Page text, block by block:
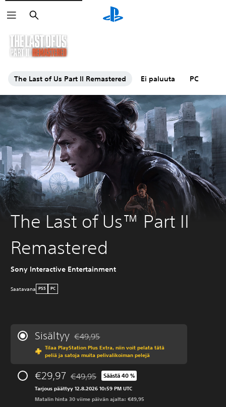
Haku
The Last of Us Part II Remastered Ei paluuta PC
The Last of Us™ Part II
Remastered
Sony Interactive Entertainment
Saatavana PS5 PC
Sisältyy Alennettu alkuperäisestä hinnasta €49,95
€49,95
Tilaa PlayStation Plus Extra, niin voit pelata tätä
peliä ja satoja muita pelivalikoiman pelejä
€29,97 Alennettu alkuperäisestä hinnasta €49,95
€49,95 Säästä 40 %
Tarjous päättyy 12.8.2026 10:59 PM UTC
Matalin hinta 30 viime päivän ajalta: €49,95